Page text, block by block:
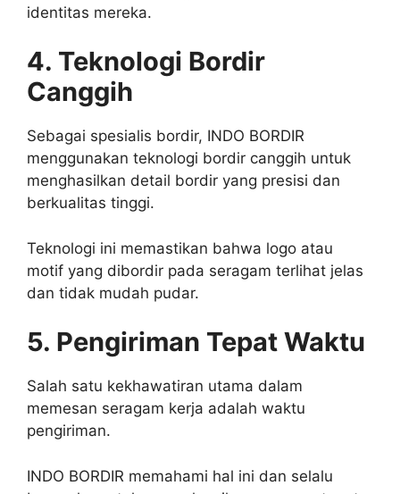
identitas mereka.
4. Teknologi Bordir
Canggih
Sebagai spesialis bordir, INDO BORDIR
menggunakan teknologi bordir canggih untuk
menghasilkan detail bordir yang presisi dan
berkualitas tinggi.
Teknologi ini memastikan bahwa logo atau
motif yang dibordir pada seragam terlihat jelas
dan tidak mudah pudar.
5. Pengiriman Tepat Waktu
Salah satu kekhawatiran utama dalam
memesan seragam kerja adalah waktu
pengiriman.
INDO BORDIR memahami hal ini dan selalu